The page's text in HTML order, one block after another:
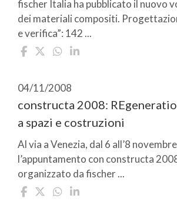
fischer Italia ha pubblicato il nuovo
dei materiali compositi.
e verifica”: 142 ...
04/11/2008
constructa 2008:
a spazi e costruzioni
Al via a Venezia, dal 6 all’8 novembre
l’appuntamento con constructa
organizzato da fischer ...